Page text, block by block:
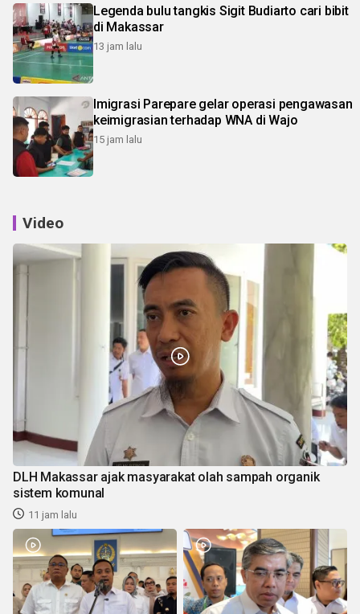
Legenda bulu tangkis Sigit Budiarto cari bibit
di Makassar
13 jam lalu
Imigrasi Parepare gelar operasi pengawasan
keimigrasian terhadap WNA di Wajo
15 jam lalu
Video
DLH Makassar ajak masyarakat olah sampah organik
sistem komunal
11 jam lalu